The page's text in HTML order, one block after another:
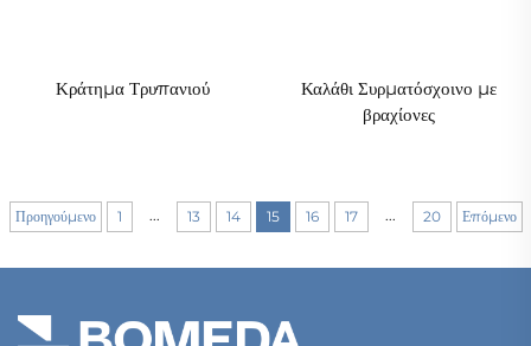
Κράτημα Τρυπανιού
Καλάθι Συρματόσχοινο με
βραχίονες
Προηγούμενο 1 ... 13 14 15 16 17 ... 20 Επόμενο